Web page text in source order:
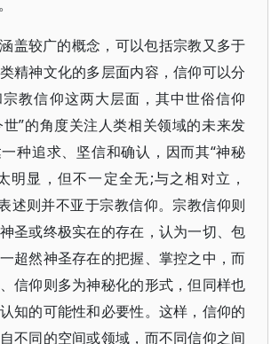
盖较广的概念，可以包括宗教又多于
精神文化的多层面内容，信仰可以分
教信仰这两大层面，其中世俗信仰
世”的角度关注人类相关领域的未来发
种追求、坚信和确认，因而其“神秘
明显，但不一定全无;与之相对立，
述则并不亚于宗教信仰。宗教信仰则
圣或终极实在的存在，认为一切、包
超然神圣存在的把握、掌控之中，而
信仰则多为神秘化的形式，但同样也
知的可能性和必要性。这样，信仰的
不同的空间或领域，而不同信仰之间